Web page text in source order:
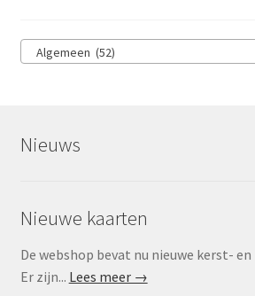
Algemeen (52)
Nieuws
Nieuwe kaarten
De webshop bevat nu nieuwe kerst-
Er zijn... Lees meer →